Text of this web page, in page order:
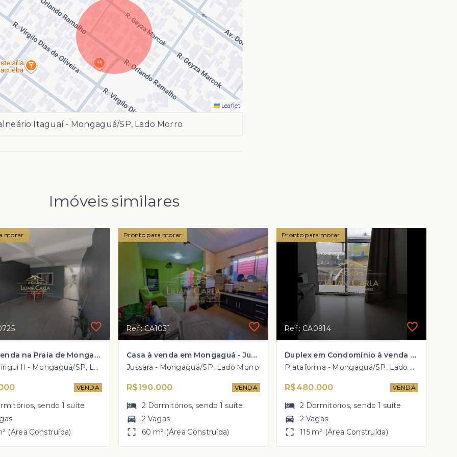
Leaflet
Itaguaí - Mongaguá/SP, Lado Morro
Imóveis similares
morar
Casa à venda na Praia de Mongaguá com 2 dorm, 1 suíte por APENAS R$ 140 mil
Jardim Birigui II - Mongaguá/SP, Lado Morro
VENDA
, sendo1 suíte
(Área Construída)
Pronto para morar
Ref.: CA1031
Casa à venda em Mongaguá - Jussara com 2 dorm, 1 suíte e 2 vagas por R$ 190 mil!
Jussara - Mongaguá/SP, Lado Morro
R$190.000 VENDA
2 Dormitórios, sendo1 suíte
2 Vagas
60 m² (Área Construída)
Pronto para morar
Ref.: CA0914
Duplex em Condomínio à venda em Mongaguá 1 QUADRA DA PRAIA com 2 dorm, 1 suíte por R$ 480 mil
Plataforma - Mongaguá/SP, Lado Praia
R$480.000 VENDA
2 Dormitórios, sendo1 suíte
2 Vagas
115 m² (Área Construída)